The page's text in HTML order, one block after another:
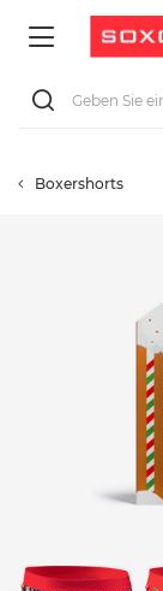
Boxershorts